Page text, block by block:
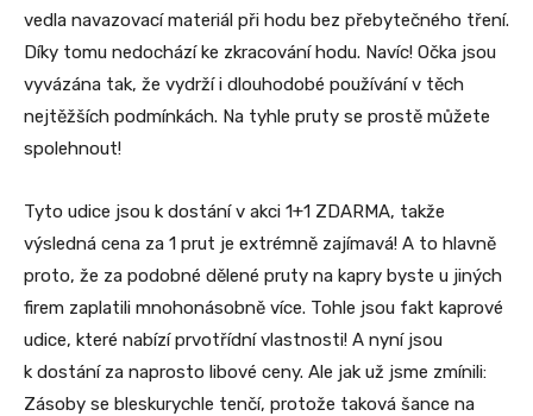
vedla navazovací materiál při hodu bez přebytečného tření.
Díky tomu nedochází ke zkracování hodu. Navíc! Očka jsou
vyvázána tak, že vydrží i dlouhodobé používání v těch
nejtěžších podmínkách. Na tyhle pruty se prostě můžete
spolehnout!
Tyto udice jsou k dostání v akci 1+1 ZDARMA, takže
výsledná cena za 1 prut je extrémně zajímavá! A to hlavně
proto, že za podobné dělené pruty na kapry byste u jiných
firem zaplatili mnohonásobně více. Tohle jsou fakt kaprové
udice, které nabízí prvotřídní vlastnosti! A nyní jsou
k dostání za naprosto libové ceny. Ale jak už jsme zmínili:
Zásoby se bleskurychle tenčí, protože taková šance na